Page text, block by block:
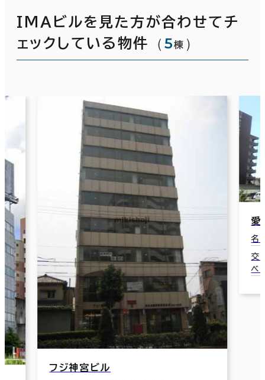
ＩＭＡビルを見た方が合わせてチ
ェックしている物件
（5棟 ）
フジ神宮ビル
愛
名
交
ベ